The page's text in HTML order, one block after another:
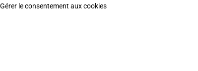
Gérer le consentement aux cookies